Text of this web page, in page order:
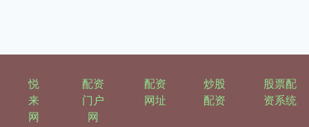
悦
来
网
配资
门户
网
配资
网址
炒股
配资
股票配
资系统